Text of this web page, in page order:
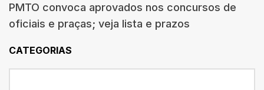
PMTO convoca aprovados nos concursos de
oficiais e praças; veja lista e prazos
CATEGORIAS